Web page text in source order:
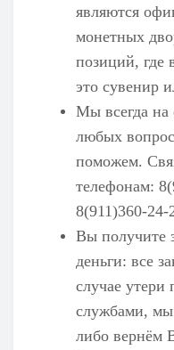
являются
монетных
позиций, где
это сувенир
Мы всегда на
любых
поможем.
телефонам:
8(911)360-24-
Вы получите
деньги: все
случае
службами, мы
либо вернём